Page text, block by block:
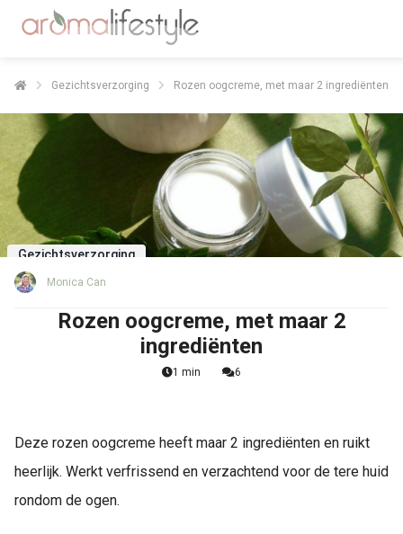
Gezichtsverzorging Rozen oogcreme, met maar 2 ingrediënten
Gezichtsverzorging
Monica Can
Rozen oogcreme, met maar 2
ingrediënten
1 min 6
Deze rozen oogcreme heeft maar 2 ingrediënten en ruikt
heerlijk. Werkt verfrissend en verzachtend voor de tere huid
rondom de ogen.